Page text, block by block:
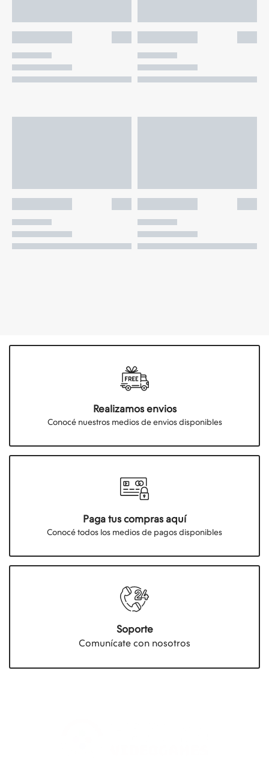
Realizamos envios
Conocé nuestros medios de envios disponibles
Paga tus compras aquí
Conocé todos los medios de pagos disponibles
Soporte
Comunícate con nosotros